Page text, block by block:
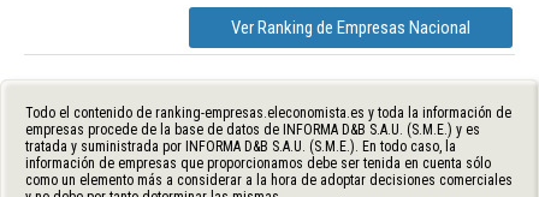
Ver Ranking de Empresas Nacional
Todo el contenido de ranking-empresas.eleconomista.es y toda la información de
empresas procede de la base de datos de INFORMA D&B S.A.U. (S.M.E.) y es
tratada y suministrada por INFORMA D&B S.A.U. (S.M.E.). En todo caso, la
información de empresas que proporcionamos debe ser tenida en cuenta sólo
como un elemento más a considerar a la hora de adoptar decisiones comerciales